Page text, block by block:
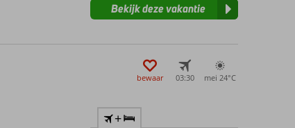
Bekijk deze vakantie
bewaar 03:30 mei 24°C
+